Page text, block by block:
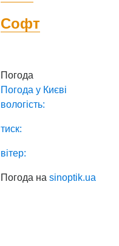
Софт
Погода
Погода у Києві
вологість:
тиск:
вітер:
Погода наsinoptik.ua